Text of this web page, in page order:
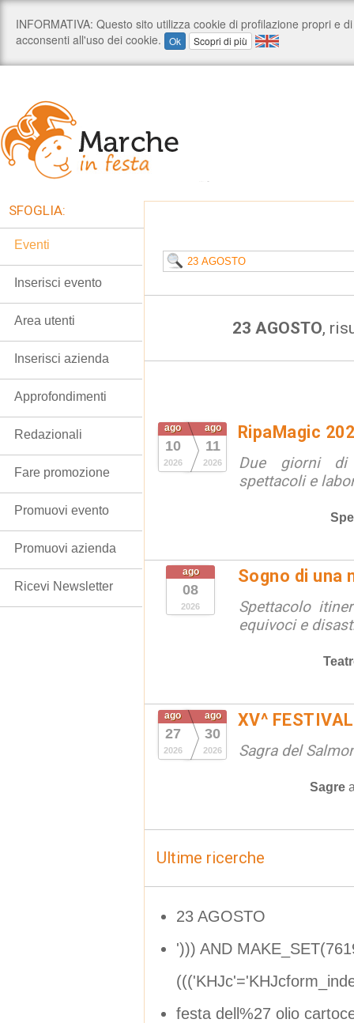
23 AGOSTO,
ago
10
2026
ago
11
2026
RipaMagic
Due giorni di
spettacoli e
ago
08
2026
Sogno di una
Spettacolo
equivoci e
ago
27
2026
ago
30
2026
XV^
Sagra del
Sagre
Ultime ricerche
23 AGOSTO
'))) AND
festa dell%27 olio
SFOGLIA:
Eventi
Inserisci evento
Area utenti
Inserisci azienda
Approfondimenti
Redazionali
Fare promozione
Promuovi evento
Promuovi azienda
Ricevi Newsletter